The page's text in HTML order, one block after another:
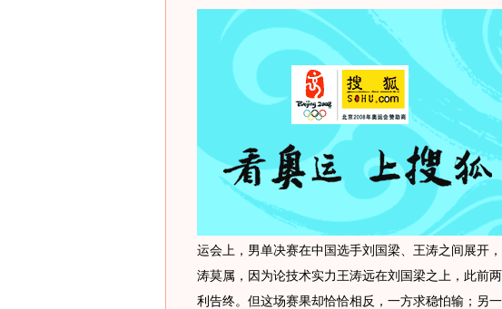
运会上，男单决赛在中国选手刘国梁、王涛之间展开
涛莫属，因为论技术实力王涛远在刘国梁之上，此前
利告终。但这场赛果却恰恰相反，一方求稳怕输；另